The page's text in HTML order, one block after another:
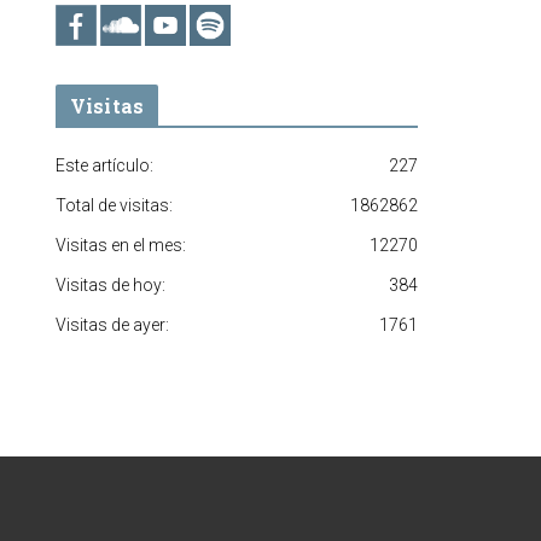
Visitas
227
Este artículo:
1862862
Total de visitas:
12270
Visitas en el mes:
384
Visitas de hoy:
1761
Visitas de ayer: